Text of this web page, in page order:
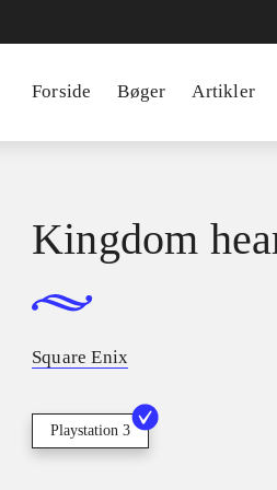
Forside Bøger Artikler
Kingdom
Square Enix
Playstation 3